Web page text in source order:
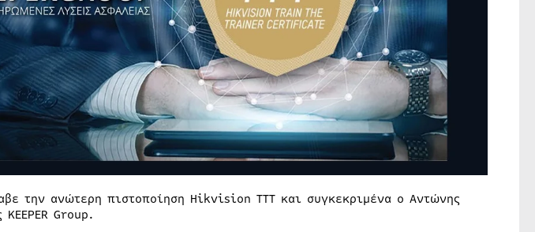
την ανώτερη πιστοποίηση Hikvision TTT και συγκεκριμένα o Αντώνης
Group.